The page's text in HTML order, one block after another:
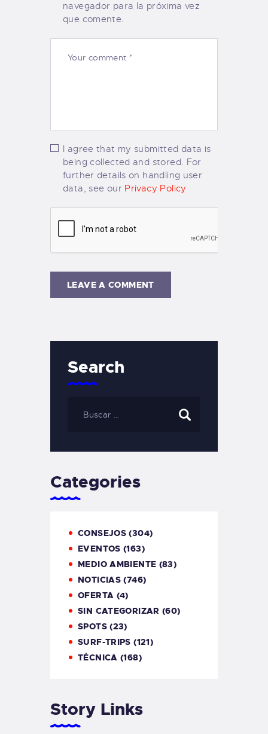
navegador para la próxima vez
que comente.
I agree that my submitted data is
being collected and stored. For
further details on handling user
data, see our Privacy Policy
Search
Categories
CONSEJOS (304)
EVENTOS (163)
MEDIO AMBIENTE (83)
NOTICIAS (746)
OFERTA (4)
SIN CATEGORIZAR (60)
SPOTS(23)
SURF-TRIPS (121)
TÉCNICA (168)
Story Links